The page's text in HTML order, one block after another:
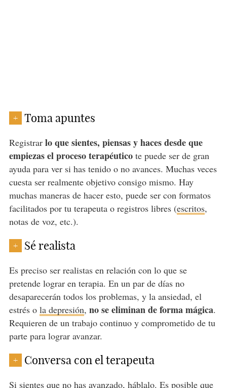
+ Toma apuntes
Registrar lo que sientes, piensas y haces desde que
empiezas el proceso terapéuticote puede ser de gran
ayuda para ver si has tenido o no avances. Muchas veces
cuesta ser realmente objetivo consigo mismo. Hay
muchas maneras de hacer esto, puede ser con formatos
facilitados por tu terapeuta o registros libres (escritos,
notas de voz, etc.).
+ Sé realista
Es preciso ser realistas en relación con lo que se
pretende lograr en terapia. En un par de días no
desaparecerán todos los problemas, y la ansiedad, el
estrés o la depresión, no se eliminan de forma mágica.
Requieren de un trabajo continuo y comprometido de tu
parte para lograr avanzar.
+ Conversa con el terapeuta
Si sientes que no has avanzado, háblalo. Es posible que